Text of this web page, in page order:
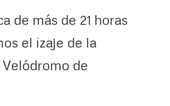
de más de 21 horas
el izaje de la
de